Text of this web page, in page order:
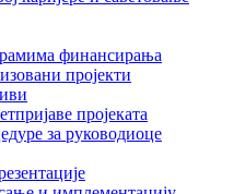
финансирања
пројекти
пројеката
за руководиоце